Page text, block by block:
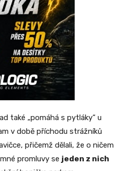
také „pomáhá s pytláky“ u
v době příchodu strážníků
přičemž dělali, že o ničem
promluvy se jeden z nich